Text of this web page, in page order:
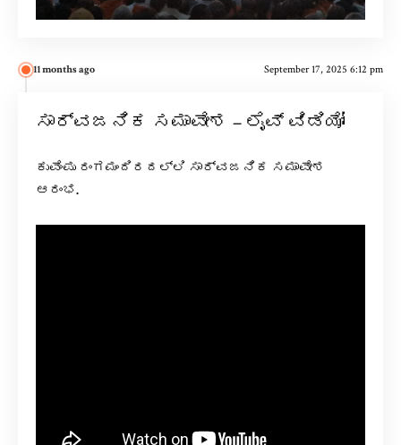
11 months ago September 17, 2025 6:12 pm
ಸಾರ್ವಜನಿಕ ಸಮಾವೇಶ – ಲೈವ್ ವಿಡಿಯೋ
ಕುವೆಂಪು ರಂಗಮಂದಿರದಲ್ಲಿ ಸಾರ್ವಜನಿಕ ಸಮಾವೇಶ
ಆರಂಭ.